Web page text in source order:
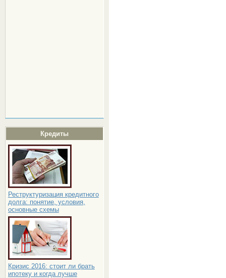
Кредиты
Реструктуризация кредитного
долга: понятие, условия,
основные схемы
Кризис 2016: стоит ли брать
ипотеку и когда лучше